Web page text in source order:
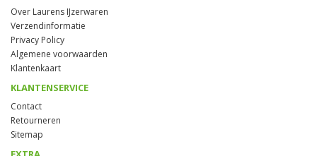
Over Laurens IJzerwaren
Verzendinformatie
Privacy Policy
Algemene voorwaarden
Klantenkaart
KLANTENSERVICE
Contact
Retourneren
Sitemap